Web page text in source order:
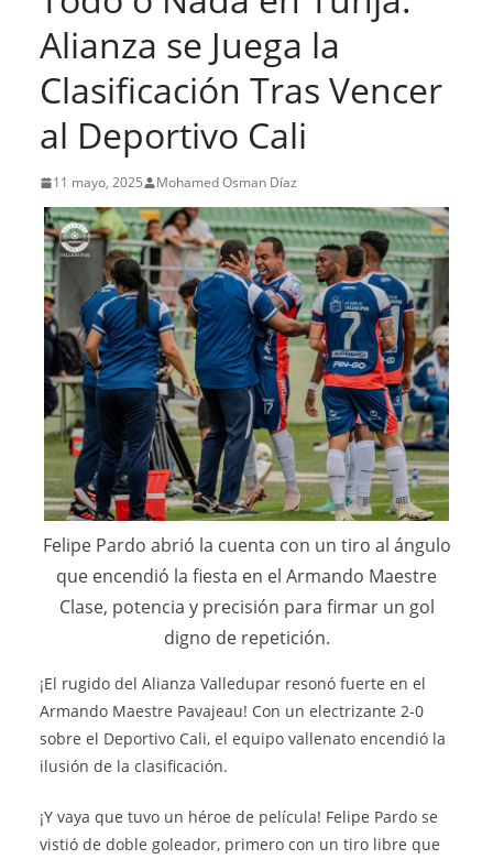
Alianza se Juega la
Clasificación Tras Vencer
al Deportivo Cali
11 mayo, 2025 Mohamed Osman Díaz
Felipe Pardo abrió la cuenta con un tiro al ángulo
que encendió la fiesta en el Armando Maestre
Clase, potencia y precisión para firmar un gol
digno de repetición.
¡El rugido del Alianza Valledupar resonó fuerte en el
Armando Maestre Pavajeau! Con un electrizante 2-0
sobre el Deportivo Cali, el equipo vallenato encendió la
ilusión de la clasificación.
¡Y vaya que tuvo un héroe de película! Felipe Pardo se
vistió de doble goleador, primero con un tiro libre que